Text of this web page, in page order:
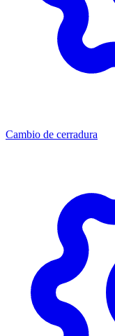
Cambio de cerradura